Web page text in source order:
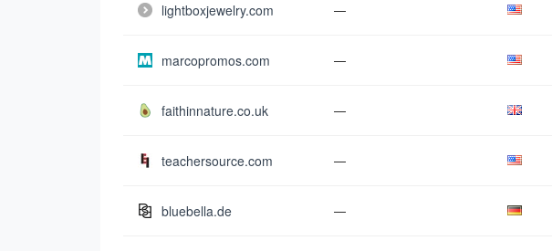
lightboxjewelry.com —
marcopromos.com —
faithinnature.co.uk —
teachersource.com —
bluebella.de —